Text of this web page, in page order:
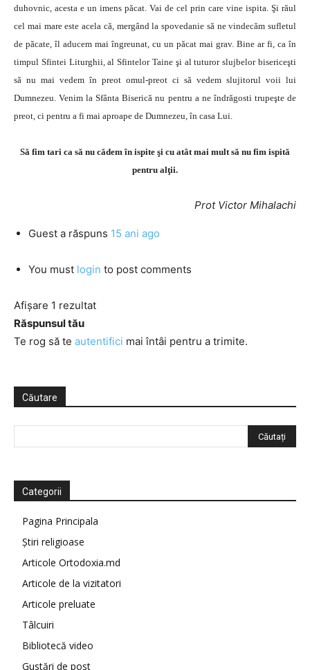
duhovnic, acesta e un imens păcat. Vai de cel prin care vine ispita. Şi răul
cel mai mare este acela că, mergând la spovedanie să ne vindecăm sufletul
de păcate, îl aducem mai îngreunat, cu un păcat mai grav. Bine ar fi, ca în
timpul Sfintei Liturghii, al Sfintelor Taine şi al tuturor slujbelor bisericeşti
să nu mai vedem în preot omul-preot ci să vedem slujitorul voii lui
Dumnezeu. Venim la Sfânta Biserică nu pentru a ne îndrăgosti trupeşte de
preot, ci pentru a fi mai aproape de Dumnezeu, în casa Lui.
Să fim tari ca să nu cădem în ispite şi cu atât mai mult să nu fim ispită
pentru alţii.
Prot Victor Mihalachi
Guest a răspuns 15 ani ago
You must login to post comments
Afișare 1 rezultat
Răspunsul tău
Te rog să te autentifici mai întâi pentru a trimite.
Căutare
Categorii
Pagina Principala
Știri religioase
Articole Ortodoxia.md
Articole de la vizitatori
Articole preluate
Tâlcuiri
Bibliotecă video
Gustări de post